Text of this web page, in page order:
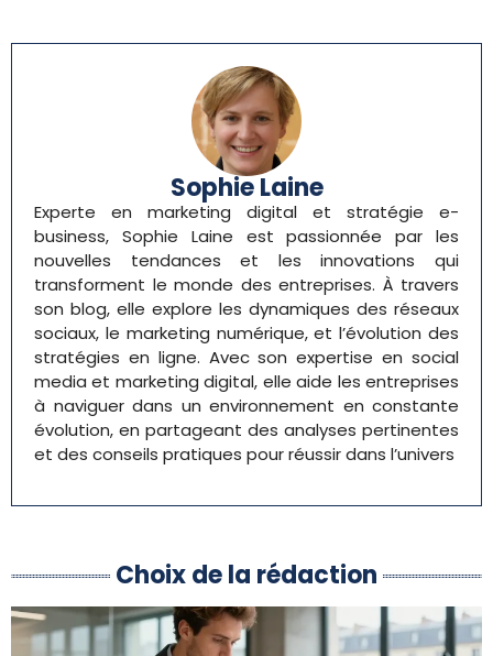
Sophie Laine
Experte en marketing digital et stratégie e-
business, Sophie Laine est passionnée par les
nouvelles tendances et les innovations qui
transforment le monde des entreprises. À travers
son blog, elle explore les dynamiques des réseaux
sociaux, le marketing numérique, et l’évolution des
stratégies en ligne. Avec son expertise en social
media et marketing digital, elle aide les entreprises
à naviguer dans un environnement en constante
évolution, en partageant des analyses pertinentes
et des conseils pratiques pour réussir dans l’univers
Choix de la rédaction